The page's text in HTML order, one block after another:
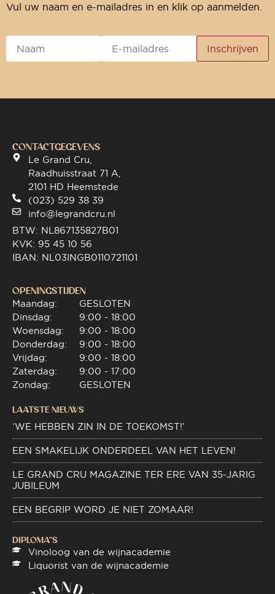
Vul uw naam en e-mailadres in en klik op aanmelden.
CONTACTGEGEVENS
Le Grand Cru,
Raadhuisstraat 71 A,
2101 HD Heemstede
(023) 529 38 39
info@legrandcru.nl
BTW: NL867135827B01
KVK: 95 45 10 56
IBAN: NL03INGB0110721101
OPENINGSTIJDEN
Maandag:
Dinsdag:
Woensdag:
Donderdag:
Vrijdag:
Zaterdag:
Zondag:
GESLOTEN
9:00 - 18:00
9:00 - 18:00
9:00 - 18:00
9:00 - 18:00
9:00 - 17:00
GESLOTEN
LAATSTE NIEUWS
‘WE HEBBEN ZIN IN DE TOEKOMST!’
EEN SMAKELIJK ONDERDEEL VAN HET LEVEN!
LE GRAND CRU MAGAZINE TER ERE VAN 35-JARIG
JUBILEUM
EEN BEGRIP WORD JE NIET ZOMAAR!
DIPLOMA"S
Vinoloog van de wijnacademie
Liquorist van de wijnacademie